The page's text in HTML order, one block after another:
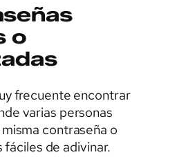
o
frecuente encontrar
varias personas
contraseña o
fáciles de adivinar.